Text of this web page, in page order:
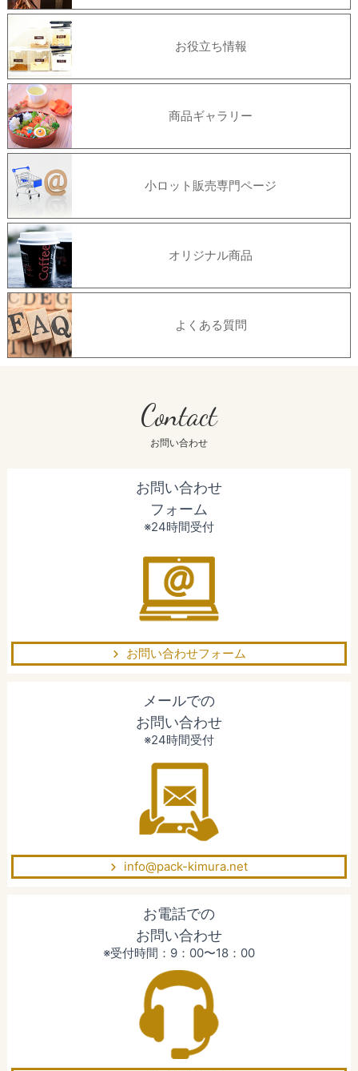
お役立ち情報
商品ギャラリー
小ロット販売専門ページ
オリジナル商品
よくある質問
Contact
お問い合わせ
お問い合わせ
フォーム
※24時間受付
お問い合わせフォーム
メールでの
お問い合わせ
※24時間受付
info@pack-kimura.net
お電話での
お問い合わせ
※受付時間：9：00〜18：00